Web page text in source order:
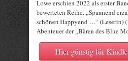
Lowe erschien 2022 als erster
bewerteten Reihe. „Spannend
schönen Happyend …“ (Leserin)
Abenteuer der „Bären des Blue
Hier günstig für